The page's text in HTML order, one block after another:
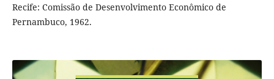
Recife: Comissão de Desenvolvimento Econômico de
Pernambuco, 1962.